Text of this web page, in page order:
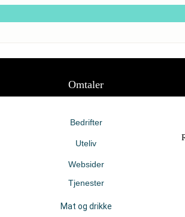
Omtaler
Bedrifter
Uteliv
Websider
Tjenester
Mat og drikke